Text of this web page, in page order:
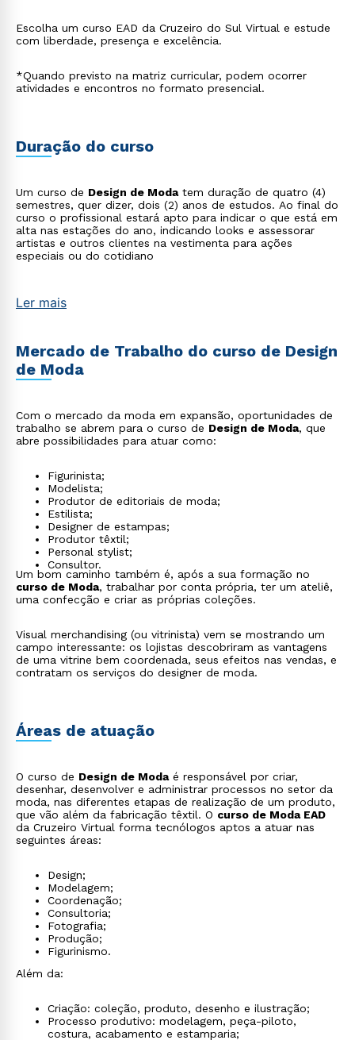
Escolha um curso EAD da Cruzeiro do Sul Virtual e estude
com liberdade, presença e excelência.
*Quando previsto na matriz curricular, podem ocorrer
atividades e encontros no formato presencial.
Duração do curso
Um curso de Design de Modatem duração de quatro (4)
semestres, quer dizer, dois (2) anos de estudos. Ao final do
curso o profissional estará apto para indicar o que está em
alta nas estações do ano, indicando looks e assessorar
artistas e outros clientes na vestimenta para ações
especiais ou do cotidiano
Ler mais
Mercado de Trabalho do curso de Design
de Moda
Com o mercado da moda em expansão, oportunidades de
trabalho se abrem para o curso de Design de Moda, que
abre possibilidades para atuar como:
Figurinista;
Modelista;
Produtor de editoriais de moda;
Estilista;
Designer de estampas;
Produtor têxtil;
Personal stylist;
Consultor.
Um bom caminho também é, após a sua formação no
curso de Moda, trabalhar por conta própria, ter um ateliê,
uma confecção e criar as próprias coleções.
Visual merchandising (ou vitrinista) vem se mostrando um
campo interessante: os lojistas descobriram as vantagens
de uma vitrine bem coordenada, seus efeitos nas vendas, e
contratam os serviços do designer de moda.
Áreas de atuação
O curso de Design de Modaé responsável por criar,
desenhar, desenvolver e administrar processos no setor da
moda, nas diferentes etapas de realização de um produto,
que vão além da fabricação têxtil. O curso de Moda EAD
da Cruzeiro Virtual forma tecnólogos aptos a atuar nas
seguintes áreas:
Design;
Modelagem;
Coordenação;
Consultoria;
Fotografia;
Produção;
Figurinismo.
Além da:
Criação: coleção, produto, desenho e ilustração;
Processo produtivo: modelagem, peça-piloto,
costura, acabamento e estamparia;